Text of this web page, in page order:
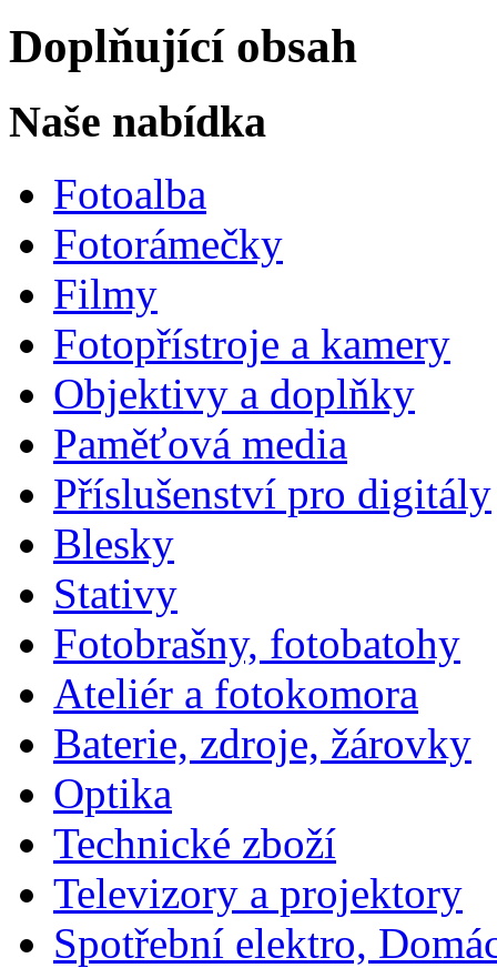
Doplňující obsah
Naše nabídka
Fotoalba
Fotorámečky
Filmy
Fotopřístroje a kamery
Objektivy a doplňky
Paměťová media
Příslušenství pro digitály
Blesky
Stativy
Fotobrašny, fotobatohy
Ateliér a fotokomora
Baterie, zdroje, žárovky
Optika
Technické zboží
Televizory a projektory
Spotřební elektro,